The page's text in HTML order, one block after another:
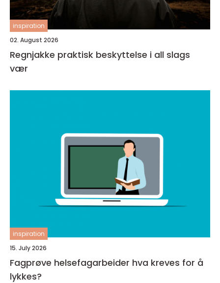
inspiration
02. August 2026
Regnjakke praktisk beskyttelse i all slags
vær
inspiration
15. July 2026
Fagprøve helsefagarbeider hva kreves for å
lykkes?